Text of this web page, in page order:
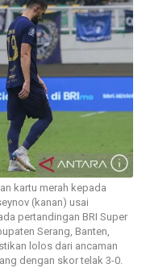
kartu merah kepada
(kanan) usai
pertandingan BRI Super
Serang, Banten,
lolos dari ancaman
dengan skor telak 3-0.